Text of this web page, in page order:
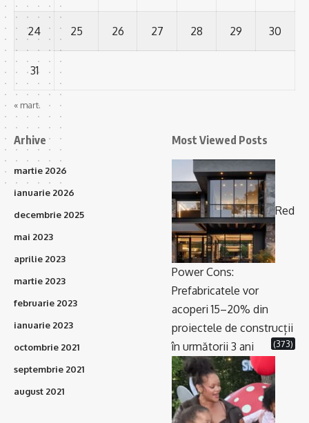
24 25 26 27 28 29 30
31
« mart.
Arhive
martie 2026
ianuarie 2026
decembrie 2025
mai 2023
aprilie 2023
martie 2023
februarie 2023
ianuarie 2023
octombrie 2021
septembrie 2021
august 2021
Most Viewed Posts
Red
Power Cons:
Prefabricatele vor
acoperi 15–20% din
proiectele de construcții
în următorii 3 ani
(373)